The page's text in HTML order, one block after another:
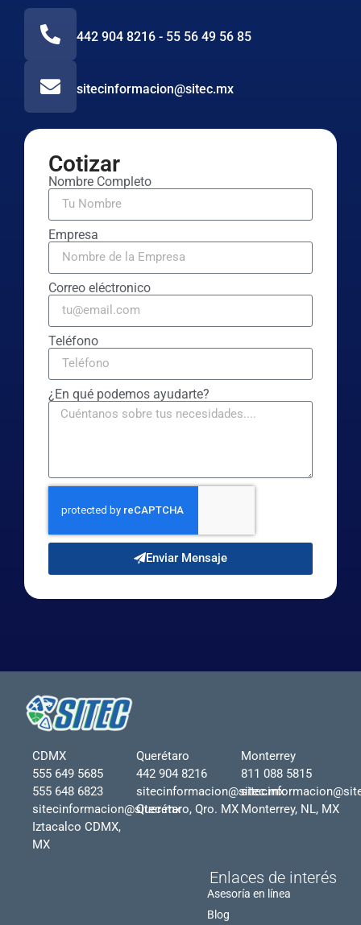
442 904 8216 - 55 56 49 56 85
sitecinformacion@sitec.mx
Cotizar
Nombre Completo
Empresa
Correo eléctronico
Teléfono
¿En qué podemos ayudarte?
Enviar Mensaje
CDMX
555 649 5685
555 648 6823
sitecinformacion@sitec.mx
Iztacalco CDMX,
MX
Querétaro
442 904 8216
sitecinformacion@sitec.mx
Querétaro, Qro. MX
Monterrey
811 088 5815
Monterrey, NL, MX
Enlaces de interés
Asesoría en línea
Blog